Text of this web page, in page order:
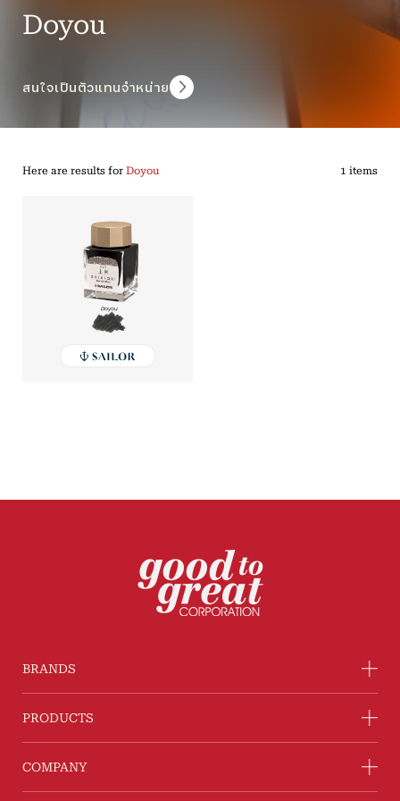
Doyou
สนใจเป็นตัวแทนจำหน่าย
Here are results for Doyou 1 items
BRANDS
PRODUCTS
COMPANY